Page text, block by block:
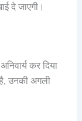
दे जाएगी।
कर दिया
उनकी अगली